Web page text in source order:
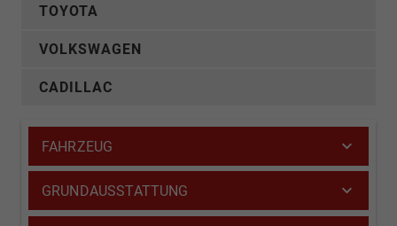
TOYOTA
VOLKSWAGEN
CADILLAC
FAHRZEUG
GRUNDAUSSTATTUNG